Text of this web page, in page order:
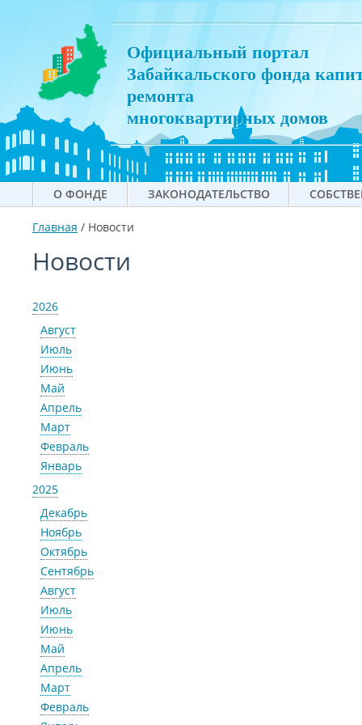
Официальный портал
Забайкальского фонда
ремонта
многоквартирных домов
О ФОНДЕ ЗАКОНОДАТЕЛЬСТВО
Главная / Новости
Новости
2026
Август
Июль
Июнь
Май
Апрель
Март
Февраль
Январь
2025
Декабрь
Ноябрь
Октябрь
Сентябрь
Август
Июль
Июнь
Май
Апрель
Март
Февраль